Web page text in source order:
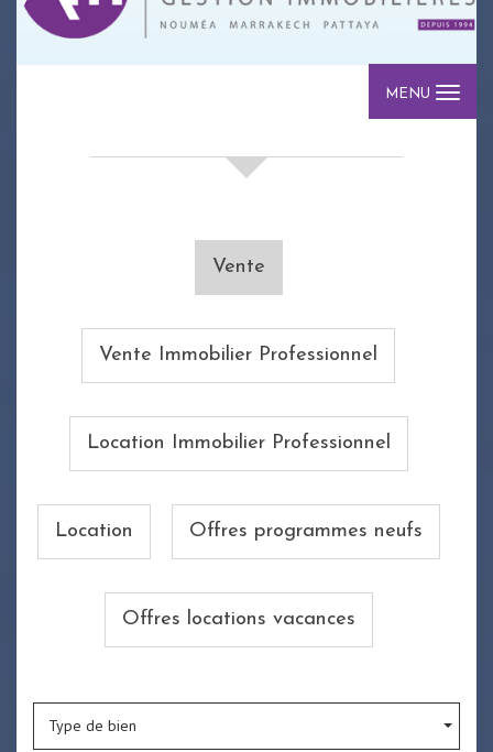
MENU
Vente
Vente Immobilier Professionnel
Location Immobilier Professionnel
Location Offres programmes neufs
Offres locations vacances
Type de bien